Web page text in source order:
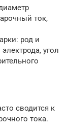
ток,
род и
угол
сводится к
тока.